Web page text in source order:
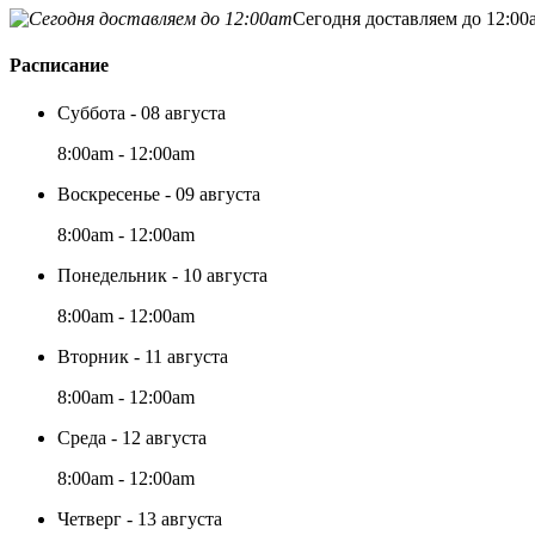
Сегодня доставляем до
Расписание
Суббота - 08 августа
8:00am - 12:00am
Воскресенье - 09 августа
8:00am - 12:00am
Понедельник - 10 августа
8:00am - 12:00am
Вторник - 11 августа
8:00am - 12:00am
Среда - 12 августа
8:00am - 12:00am
Четверг - 13 августа